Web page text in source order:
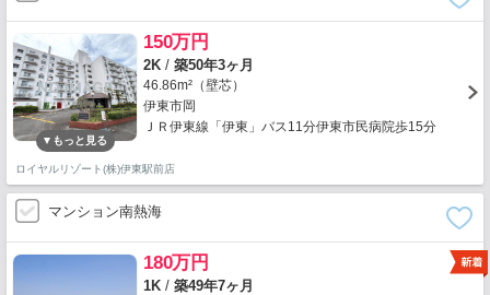
150万円
2K / 築50年3ヶ月
46.86m²（壁芯）
伊東市岡
ＪＲ伊東線「伊東」バス11分伊東市民病院歩15分
ロイヤルリゾート(株)伊東駅前店
マンション南熱海
180万円
1K / 築49年7ヶ月